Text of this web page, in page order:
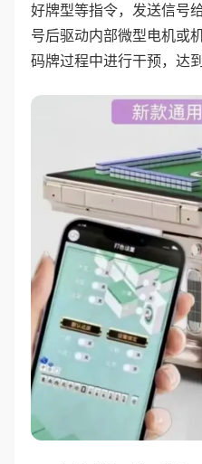
好牌型等指令，发送信号
号后驱动内部微型电机或
码牌过程中进行干预，达